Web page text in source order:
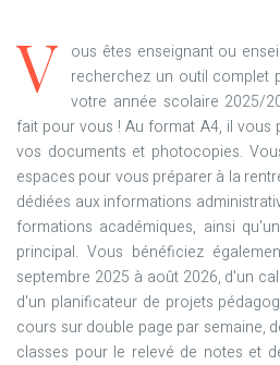
V
ous êtes enseignant ou
recherchez un outil complet
votre année scolaire 2025/
fait pour vous ! Au format A4, il
vos documents et photocopies.
espaces pour vous préparer à la
dédiées aux informations
formations académiques, ainsi
principal. Vous bénéficiez
septembre 2025 à août 2026, d'un
d'un planificateur de projets
cours sur double page par semaine,
classes pour le relevé de notes et